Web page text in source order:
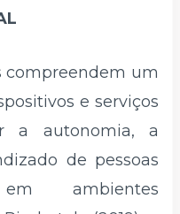
compreendem um
e serviços
a autonomia, a
de pessoas
ambientes